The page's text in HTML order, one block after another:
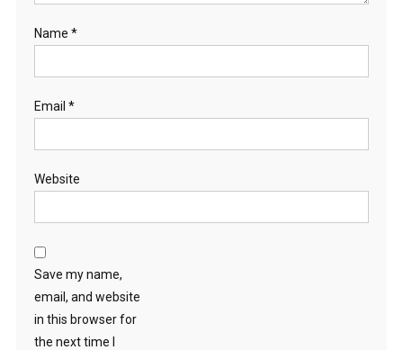
Name *
Email *
Website
Save my name,
email, and website
in this browser for
the next time I